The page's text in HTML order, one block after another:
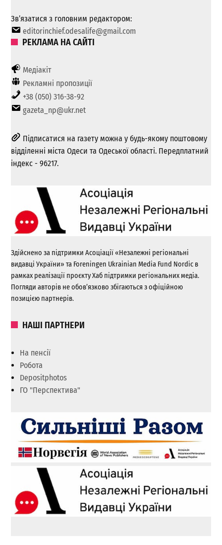
Зв’язатися з головним редактором:
editorinchief.odesalife@gmail.com
РЕКЛАМА НА САЙТІ
Медіакіт
Рекламні пропозиції
+38 (050) 316-38-92
gazeta_np@ukr.net
Підписатися на газету можна у будь-якому поштовому
відділенні міста Одеси та Одеської області. Передплатний
індекс - 96217.
Здійснено за підтримки Асоціації «Незалежні регіональні
видавці України» та Foreningen Ukrainian Media Fund Nordic в
рамках реалізації проєкту Хаб підтримки регіональних медіа.
Погляди авторів не обов’язково збігаються з офіційною
позицією партнерів.
НАШІ ПАРТНЕРИ
На пенсії
Робота
Depositphotos
ГО "Перспектива"